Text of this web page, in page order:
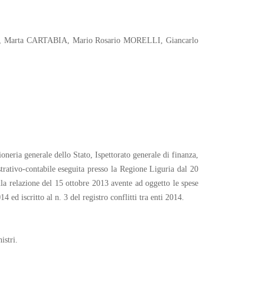
Marta CARTABIA, Mario Rosario MORELLI, Giancarlo
generale dello Stato, Ispettorato generale di finanza,
contabile eseguita presso la Regione Liguria dal 20
del 15 ottobre 2013 avente ad oggetto le spese
ed iscritto al n. 3 del registro conflitti tra enti 2014.